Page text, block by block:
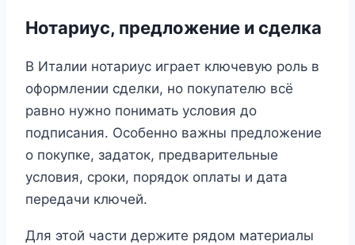
Нотариус, предложение и сделка
В Италии нотариус играет ключевую роль в
оформлении сделки, но покупателю всё
равно нужно понимать условия до
подписания. Особенно важны предложение
о покупке, задаток, предварительные
условия, сроки, порядок оплаты и дата
передачи ключей.
Для этой части держите рядом материалы